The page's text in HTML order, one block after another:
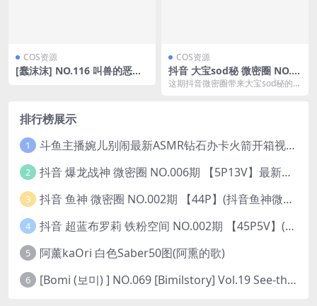
COS资源
[蠢沫沫] NO.116 叫兽的恶作
COS资源
抖音 大宝sod秘 微密圈 NO.0
08期 【26P2V】(抖音大宝是
这期抖音微密圈带来大宝sod秘的全
排行榜展示
1 斗鱼主播婉儿别闹最新ASMR钻石办卡火箭开箱视频+音频合集-47个资源打包下载 [39V-10.1GB]
2 抖音 爆龙战神 微密圈 NO.006期 【5P13V】最新至：2023.6.7(暴龙神和战龙皇)
3 抖音 鱼神 微密圈 NO.002期 【44P】(抖音鱼神微密猫)
4 抖音 超蓝布罗莉 铁粉空间 NO.002期 【45P5V】(抖音超蓝布罗利是真的吗)
5 阿薰kaOri 白色Saber50图(阿熏的歌)
6 [Bomi (보미) ] NO.069 [Bimilstory] Vol.19 See-through lingerie